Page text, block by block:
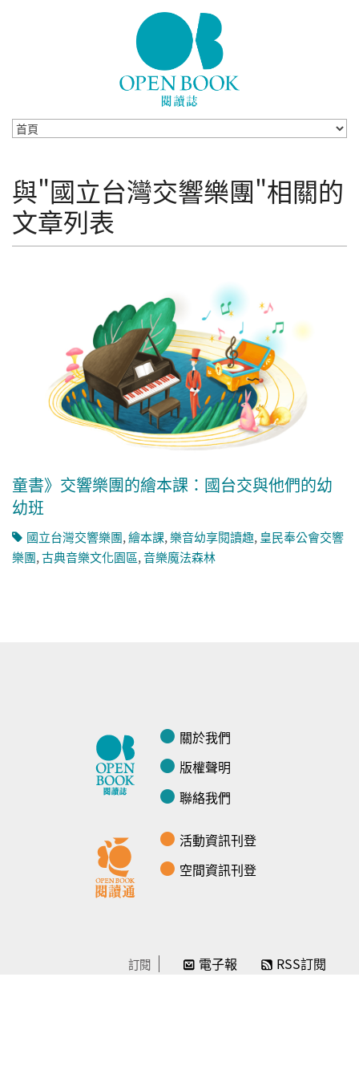
與"國立台灣交響樂團"相關的
文章列表
童書》交響樂團的繪本課：國台交與他們的幼
幼班
國立台灣交響樂團,繪本課,樂音幼享閱讀趣,皇民奉公會交響
樂團,古典音樂文化園區,音樂魔法森林
關於我們
版權聲明
聯絡我們
活動資訊刊登
空間資訊刊登
訂閱 電子報 RSS訂閱